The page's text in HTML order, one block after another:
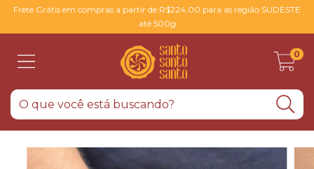
Frete Grátis em compras a partir de R$224,00 para as região SUDESTE
até 500g
0